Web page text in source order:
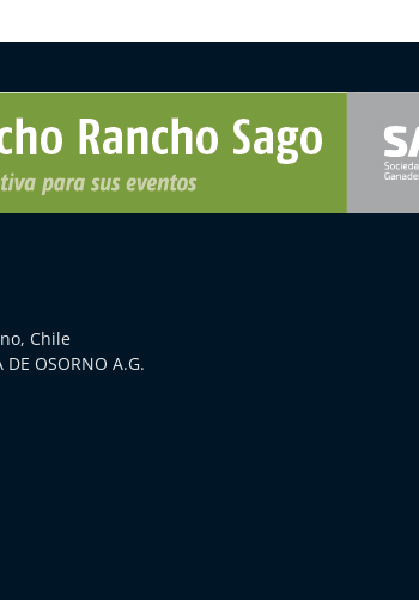
Chile
DE OSORNO A.G.